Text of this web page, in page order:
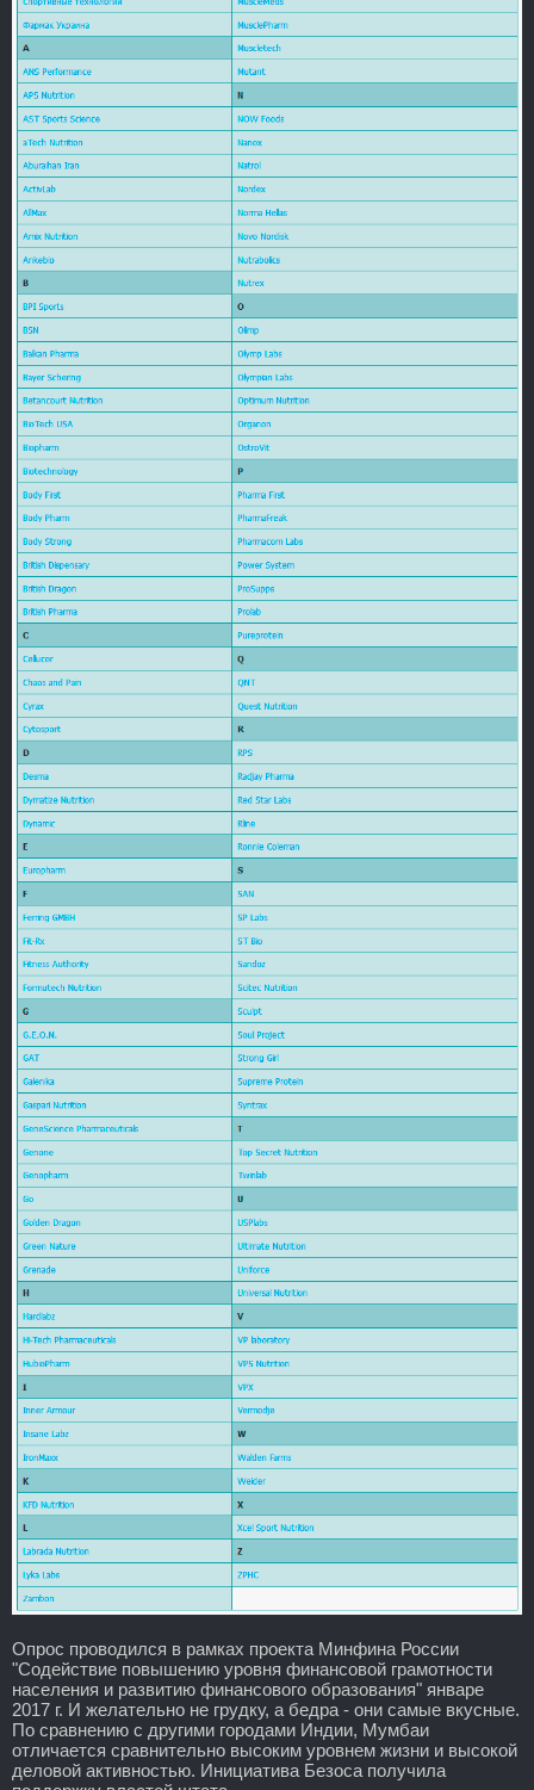
Опрос проводился в рамках проекта Минфина России
"Содействие повышению уровня финансовой грамотности
населения и развитию финансового образования" январе
2017 г. И желательно не грудку, а бедра - они самые вкусные.
По сравнению с другими городами Индии, Мумбаи
отличается сравнительно высоким уровнем жизни и высокой
деловой активностью. Инициатива Безоса получила